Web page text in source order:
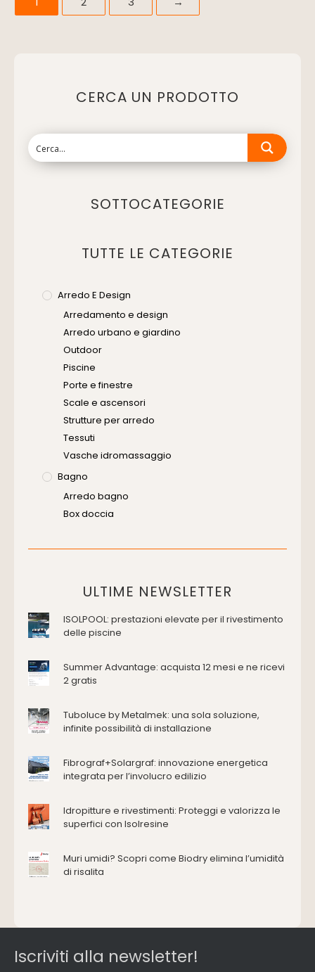
CERCA UN PRODOTTO
SOTTOCATEGORIE
TUTTE LE CATEGORIE
Arredo E Design
Arredamento e design
Arredo urbano e giardino
Outdoor
Piscine
Porte e finestre
Scale e ascensori
Strutture per arredo
Tessuti
Vasche idromassaggio
Bagno
Arredo bagno
Box doccia
Placche di comando per wc
Domotica Ed Impianti Elettrici
Edilizia
Antincendio e sicurezza
Attrezzature manuali
Cappe d'aspirazione
Consolidamento
Deumidificazione
Energie rinnovabili
Ferramenta e fissaggi
Impianti idrici e depurazione
Impianti termici e climatizzazione
Materiali da costruzione
Pannelli
Pareti esterne e facciate
ULTIME NEWSLETTER
ISOLPOOL: prestazioni elevate per il rivestimento
delle piscine
Summer Advantage: acquista 12 mesi e ne ricevi
2 gratis
Tuboluce by Metalmek: una sola soluzione,
infinite possibilità di installazione
Fibrograf+Solargraf: innovazione energetica
integrata per l’involucro edilizio
Idropitture e rivestimenti: Proteggi e valorizza le
superfici con Isolresine
Muri umidi? Scopri come Biodry elimina l’umidità
di risalita
Iscriviti alla newsletter!